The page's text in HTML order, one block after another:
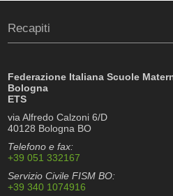
Recapiti
Federazione Italiana Scuole
Bologna
ETS
via Alfredo Calzoni 6/D
40128 Bologna BO
Telefono e fax:
+39 051 332167
Servizio Civile FISM BO:
+39 340 1074916